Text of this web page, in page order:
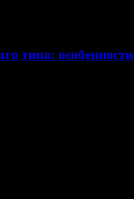
типа: особенности